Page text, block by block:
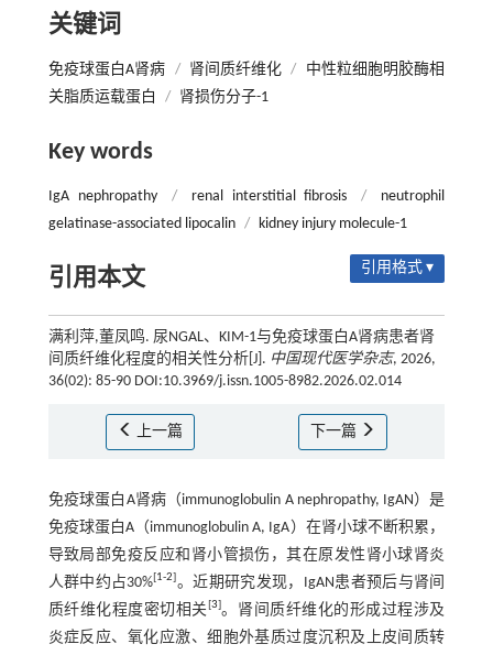
关键词
免疫球蛋白A肾病 / 肾间质纤维化 /
中性粒细胞明胶酶相
关脂质运载蛋白
/ 肾损伤分子-1
Key words
IgA nephropathy / renal interstitial fibrosis /
neutrophil
gelatinase-associated lipocalin / kidney injury molecule-1
引用本文 引用格式 ▾
满利萍,董凤鸣. 尿NGAL、KIM-1与免疫球蛋白A肾病患者肾
间质纤维化程度的相关性分析[J]. 中国现代医学杂志, 2026,
36(02): 85-90 DOI:10.3969/j.issn.1005-8982.2026.02.014
上一篇 下一篇
免疫球蛋白A肾病（immunoglobulin A nephropathy, IgAN）是
免疫球蛋白A（immunoglobulin A, IgA）在肾小球不断积累，
导致局部免疫反应和肾小管损伤，其在原发性肾小球肾炎
人群中约占30%[1-2]。近期研究发现，IgAN患者预后与肾间
质纤维化程度密切相关 [3]。肾间质纤维化的形成过程涉及
炎症反应、氧化应激、细胞外基质过度沉积及上皮间质转